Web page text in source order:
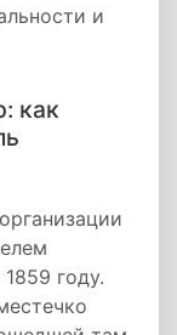
и
как
году.